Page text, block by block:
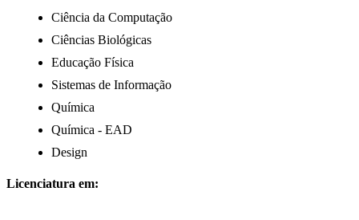
Ciência da Computação
Ciências Biológicas
Educação Física
Sistemas de Informação
Química
Química - EAD
Design
Licenciatura em: